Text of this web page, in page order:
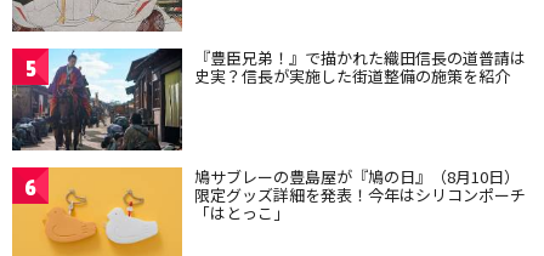
5 『豊臣兄弟！』で描かれた織田信長の道普請は
史実？信長が実施した街道整備の施策を紹介
6 鳩サブレーの豊島屋が『鳩の日』（8月10日）
限定グッズ詳細を発表！今年はシリコンポーチ
「はとっこ」